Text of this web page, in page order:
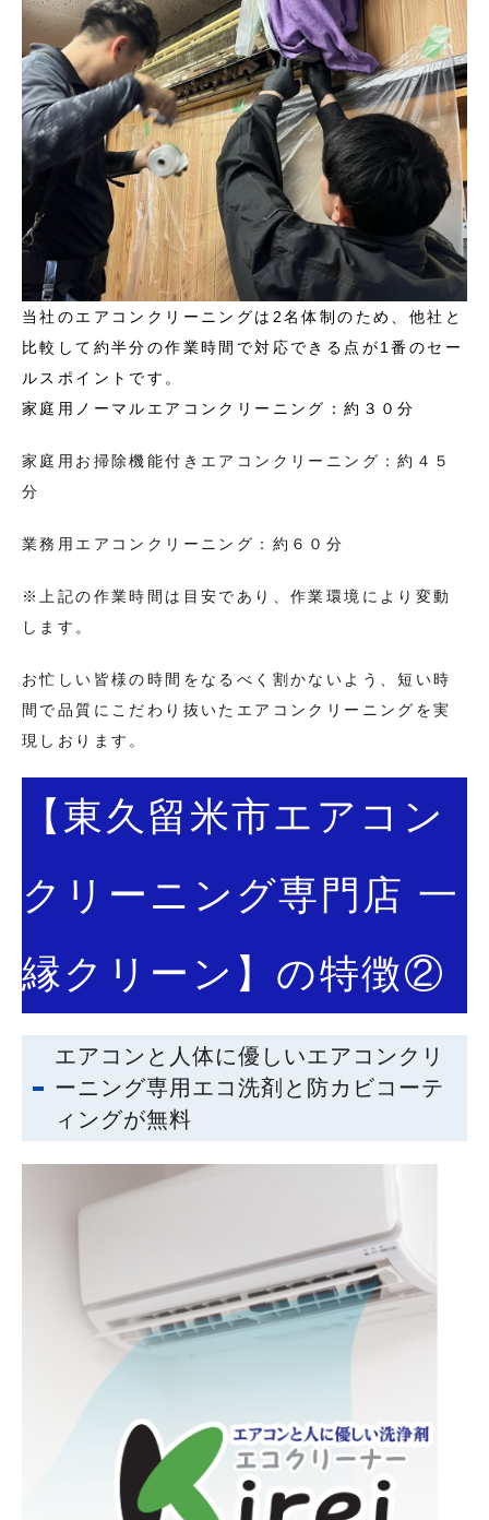
当社のエアコンクリーニングは2名体制のため、他社と
比較して約半分の作業時間で対応できる点が1番のセー
ルスポイントです。
家庭用ノーマルエアコンクリーニング：約３０分
家庭用お掃除機能付きエアコンクリーニング：約４５
分
業務用エアコンクリーニング：約６０分
※上記の作業時間は目安であり、作業環境により変動
します。
お忙しい皆様の時間をなるべく割かないよう、短い時
間で品質にこだわり抜いたエアコンクリーニングを実
現しおります。
【東久留米市エアコン
クリーニング専門店 一
縁クリーン】の特徴②
エアコンと人体に優しいエアコンクリ
ーニング専用エコ洗剤と防カビコーテ
ィングが無料